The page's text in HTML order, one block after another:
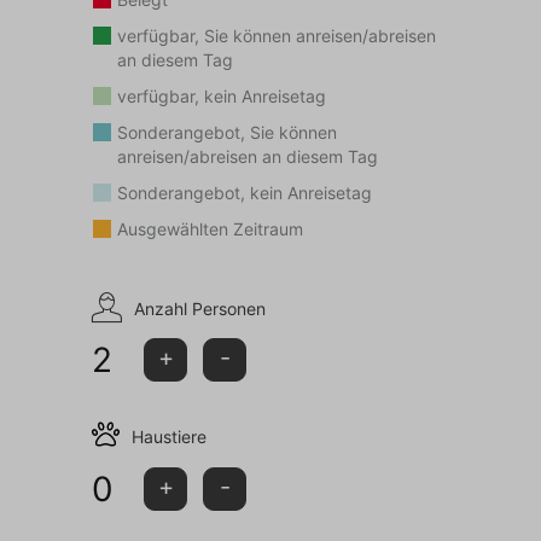
verfügbar, Sie können anreisen/abreisen
an diesem Tag
verfügbar, kein Anreisetag
Sonderangebot, Sie können
anreisen/abreisen an diesem Tag
Sonderangebot, kein Anreisetag
Ausgewählten Zeitraum
Anzahl Personen
2 + -
Haustiere
0 + -